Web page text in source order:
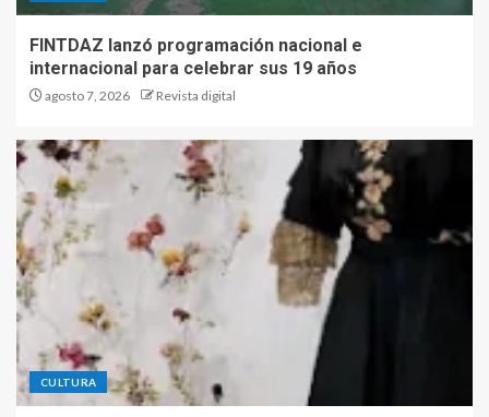
FINTDAZ lanzó programación nacional e
internacional para celebrar sus 19 años
agosto 7, 2026 Revista digital
CULTURA